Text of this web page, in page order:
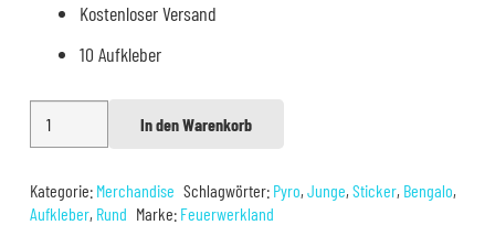
Kostenloser Versand
10 Aufkleber
Feuerwerkland
Aufkleber
10Stück
In den Warenkorb
Alternative:
Kategorie: Merchandise Schlagwörter: Pyro,Junge,Sticker, Bengalo,
Aufkleber, Rund Marke: Feuerwerkland